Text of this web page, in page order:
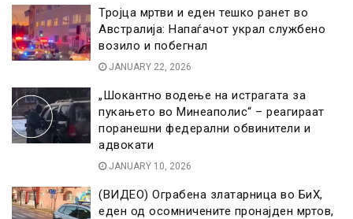
Тројца мртви и еден тешко ранет во
Австралија: Напаѓачот украл службено
возило и побегнал
JANUARY 22, 2026
„Шокантно водење на истрагата за
пукањето во Минеаполис“ – реагираат
поранешни федерални обвинители и
адвокати
JANUARY 10, 2026
(ВИДЕО) Ограбена златарница во БиХ,
еден од осомничените пронајден мртов,